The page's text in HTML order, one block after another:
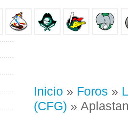
Inicio » Foros »
(CFG) »